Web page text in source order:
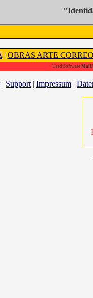
| OBRAS ARTE
Used Software
| Support | Impressum |